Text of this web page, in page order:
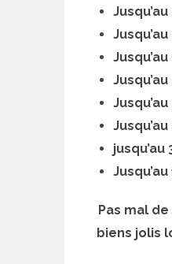
Jusqu’au
Jusqu’au
Jusqu’au
Jusqu’au
Jusqu’au
jusqu’au
Pas mal
biens jolis